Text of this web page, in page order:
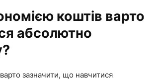
коштів варто
абсолютно
зазначити, що навчитися